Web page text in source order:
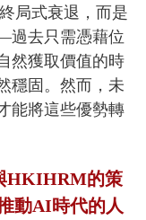
局式衰退，而是
過去只需憑藉位
然獲取價值的時
穩固。然而，未
能將這些優勢轉
HKIHRM的策
動AI時代的人